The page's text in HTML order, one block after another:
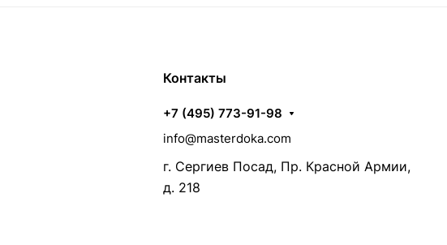
Контакты
+7 (495) 773-91-98
info@masterdoka.com
г. Сергиев Посад, Пр. Красной Армии,
д. 218